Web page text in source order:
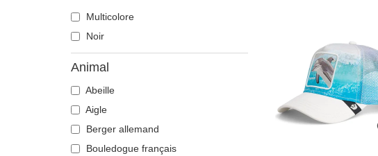
Multicolore
Noir
Animal
Abeille
Aigle
Berger allemand
Bouledogue français